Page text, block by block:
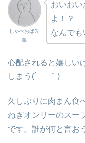
しゃべおば先
輩
おいおい
よ！？
なんでも
心配されると嬉しい
しまう(´_ゝ｀)
久しぶりに肉まん食
ねぎオンリーのスー
です。誰が何と言お